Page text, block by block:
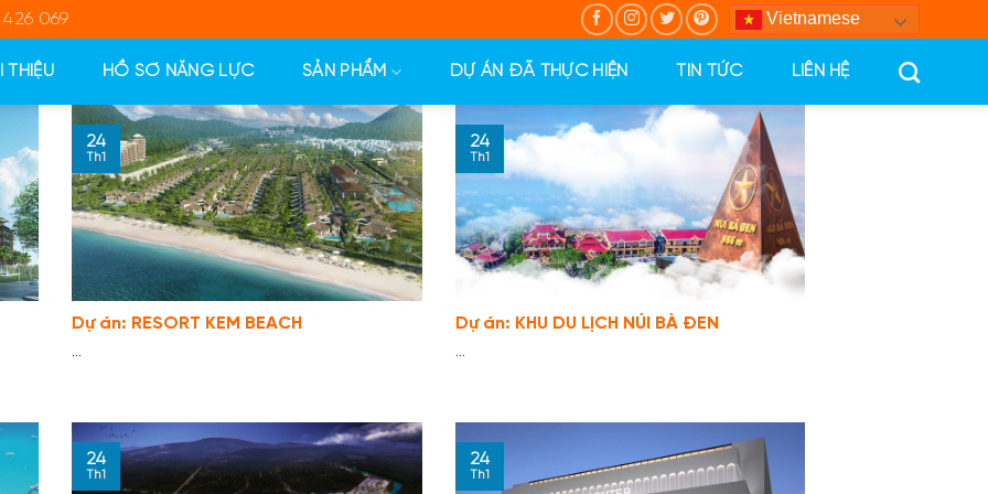
426 069 Vietnamese
THIỆU HỒ SƠ NĂNG LỰC SẢN PHẨM DỰ ÁN ĐÃ THỰC HIỆN TIN TỨC LIÊN HỆ
Dự án: RESORT KEM BEACH
...
24
Th1
Dự án: KHU DU LỊCH NÚI BÀ ĐEN
...
24
Th1
24
Th1
24
Th1